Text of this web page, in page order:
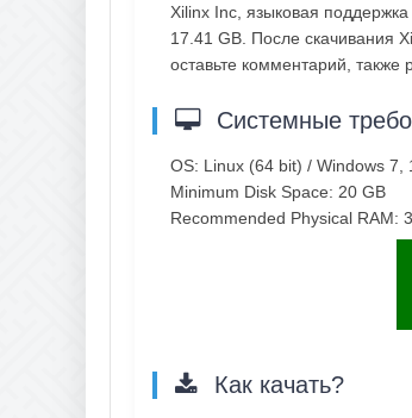
Xilinx Inc, языковая поддержка
17.41 GB. После скачивания
оставьте комментарий,
Системные
OS: Linux (64 bit) / Windows 7,
Minimum Disk Space: 20 GB
Recommended Physical RAM:
Как качать?